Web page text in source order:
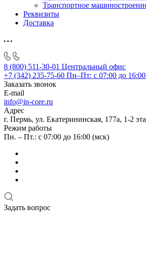
Транспортное
Реквизиты
Доставка
8 (800) 511-30-01 Центральный офис
+7 (342) 235-75-60 Пн–Пт: с 07:00 до
Заказать звонок
E-mail
info@in-core.ru
Адрес
г. Пермь, ул. ​Екатерининская, 177а, ​1-2
Режим работы
Пн. – Пт.: с 07:00 до 16:00 (мск)
Задать вопрос